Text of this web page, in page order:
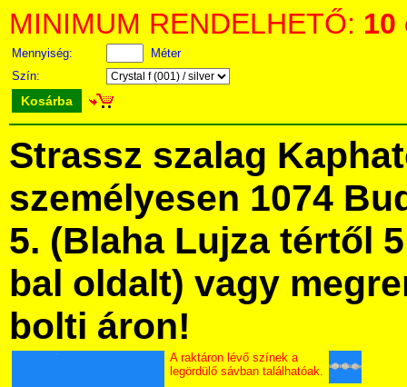
MINIMUM RENDELHETŐ: 10
Mennyiség:
Méter
Szín:
Kosárba
Strassz szalag
személyesen 1074
5. (Blaha Lujza tértől
bal oldalt) vagy
bolti áron!
A raktáron lévő színek a
legördülő sávban találhatóak.